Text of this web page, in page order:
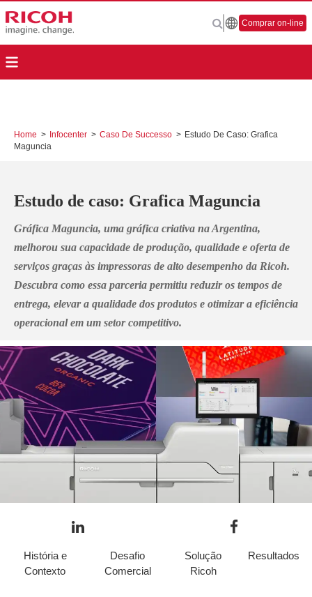
Comprar on-line
Home > Infocenter > Caso De Successo > Estudo De Caso: Grafica
Maguncia
Estudo de caso: Grafica Maguncia
Gráfica Maguncia, uma gráfica criativa na Argentina,
melhorou sua capacidade de produção, qualidade e oferta de
serviços graças às impressoras de alto desempenho da Ricoh.
Descubra como essa parceria permitiu reduzir os tempos de
entrega, elevar a qualidade dos produtos e otimizar a eficiência
operacional em um setor competitivo.
História e
Contexto
Desafio
Comercial
Solução
Ricoh
Resultados